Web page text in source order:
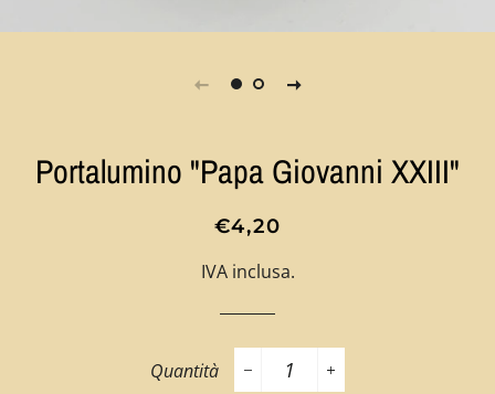
Portalumino "Papa Giovanni XXIII"
Prezzo
listino
Prezzo
€4,20
IVA inclusa.
Quantità